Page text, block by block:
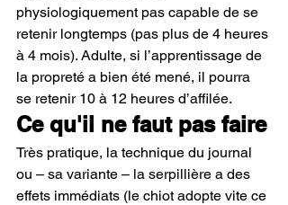
physiologiquement pas capable de se
retenir longtemps (pas plus de 4 heures
à 4 mois). Adulte, si l’apprentissage de
la propreté a bien été mené, il pourra
se retenir 10 à 12 heures d’affilée.
Ce qu'il ne faut pas faire
Très pratique, la technique du journal
ou – sa variante – la serpillière a des
effets immédiats (le chiot adopte vite ce